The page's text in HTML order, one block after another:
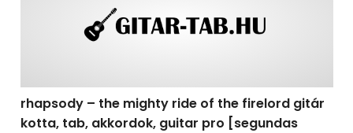
rhapsody – the mighty ride of the firelord gitár
kotta, tab, akkordok, guitar pro [segundas